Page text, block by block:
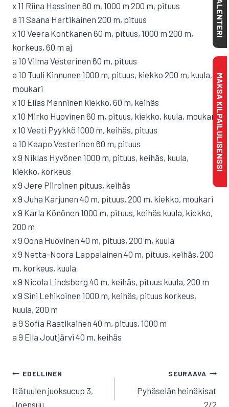
x 11 Riina Hassinen 60 m, 1000 m 200 m, pituus
a 11 Saana Hartikainen 200 m, pituus
x 10 Veera Kontkanen 60 m, pituus, 1000 m 200 m,
korkeus, 60 m aj
a 10 Vilma Vesterinen 60 m, pituus
a 10 Tuuli Kinnunen 1000 m, pituus, kiekko 200 m, kuula,
moukari
x 10 Elias Manninen kiekko, 60 m, keihäs
x 10 Mirko Huovinen 60 m, pituus, kiekko, kuula, moukari
x 10 Veeti Pyykkö 1000 m, keihäs, pituus
a 10 Kaapo Vesterinen 60 m, pituus
x 9 Niklas Hyvönen 1000 m, pituus, keihäs, kuula,
kiekko, korkeus
x 9 Jere Piiroinen pituus, keihäs
x 9 Juha Karjunen 40 m, pituus, 200 m, kiekko, moukari
x 9 Karla Könönen 1000 m, pituus, keihäs kuula, kiekko,
200 m
x 9 Oona Huovinen 40 m, pituus, 200 m, kuula
x 9 Netta-Noora Lappalainen 40 m, pituus, keihäs, 200
m, korkeus, kuula
x 9 Nicola Lindsberg 40 m, keihäs, pituus kuula, 200 m
x 9 Sini Lehikoinen 1000 m, keihäs, pituus korkeus,
kuula, 200 m
a 9 Sofia Raatikainen 40 m, pituus, 1000 m
a 9 Ella Joutjärvi 40 m, keihäs
ARTIKKELIEN
SELAUS
EDELLINEN
Itätuulen juoksucup 3,
Joensuu
SEURAAVA
Pyhäselän heinäkisat
2/2
KALENTERI
MAKSA KILPAILULISENSSI